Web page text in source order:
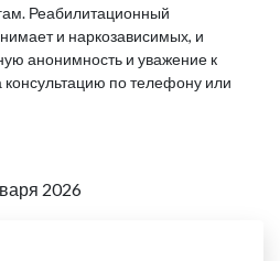
Реабилитационный
и наркозависимых, и
анонимность и уважение к
по телефону или
2026